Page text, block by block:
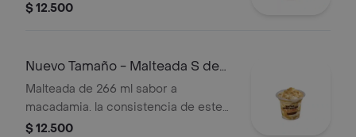
variar debido al tiempo de entrega
$ 12.500
Nuevo Tamaño - Malteada S de
Macadamia
Malteada de 266 ml sabor a
macadamia. la consistencia de este
producto puede variar debido al
$ 12.500